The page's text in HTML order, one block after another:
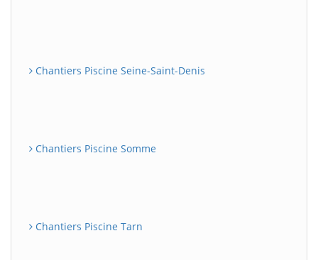
Chantiers Piscine Seine-Saint-Denis
Chantiers Piscine Somme
Chantiers Piscine Tarn